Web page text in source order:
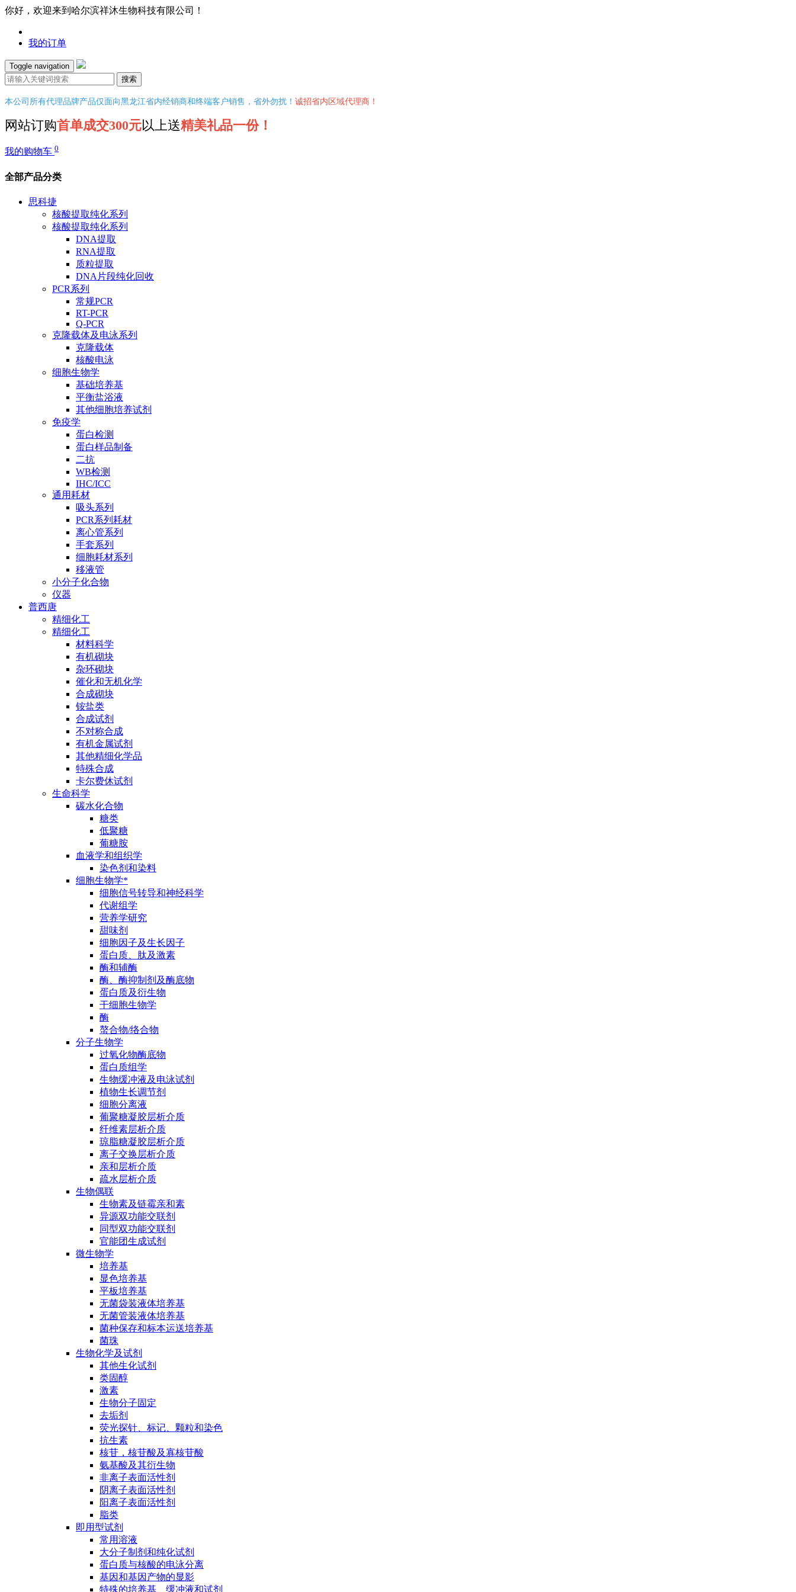
你好，欢迎来到哈尔滨祥沐生物科技有限公司！
我的订单
Toggle navigation
搜索
本公司所有代理品牌产品仅面向黑龙江省内经销商和终端客户销售，省外勿扰！ 诚招省内区域代理商！
网站订购首单成交300元以上送精美礼品一份！
我的购物车 0
全部产品分类
思科捷
核酸提取纯化系列
核酸提取纯化系列
DNA提取
RNA提取
质粒提取
DNA片段纯化回收
PCR系列
常规PCR
RT-PCR
Q-PCR
克隆载体及电泳系列
克隆载体
核酸电泳
细胞生物学
基础培养基
平衡盐浴液
其他细胞培养试剂
免疫学
蛋白检测
蛋白样品制备
二抗
WB检测
IHC/ICC
通用耗材
吸头系列
PCR系列耗材
离心管系列
手套系列
细胞耗材系列
移液管
小分子化合物
仪器
普西唐
精细化工
精细化工
材料科学
有机砌块
杂环砌块
催化和无机化学
合成砌块
铵盐类
合成试剂
不对称合成
有机金属试剂
其他精细化学品
特殊合成
卡尔费休试剂
生命科学
碳水化合物
糖类
低聚糖
葡糖胺
血液学和组织学
染色剂和染料
细胞生物学*
细胞信号转导和神经科学
代谢组学
营养学研究
甜味剂
细胞因子及生长因子
蛋白质、肽及激素
酶和辅酶
酶、酶抑制剂及酶底物
蛋白质及衍生物
干细胞生物学
酶
螯合物/络合物
分子生物学
过氧化物酶底物
蛋白质组学
生物缓冲液及电泳试剂
植物生长调节剂
细胞分离液
葡聚糖凝胶层析介质
纤维素层析介质
琼脂糖凝胶层析介质
离子交换层析介质
亲和层析介质
疏水层析介质
生物偶联
生物素及链霉亲和素
异源双功能交联剂
同型双功能交联剂
官能团生成试剂
微生物学
培养基
显色培养基
平板培养基
无菌袋装液体培养基
无菌管装液体培养基
菌种保存和标本运送培养基
菌珠
生物化学及试剂
其他生化试剂
类固醇
激素
生物分子固定
去垢剂
荧光探针、标记、颗粒和染色
抗生素
核苷，核苷酸及寡核苷酸
氨基酸及其衍生物
非离子表面活性剂
阴离子表面活性剂
阳离子表面活性剂
脂类
即用型试剂
常用溶液
大分子制剂和纯化试剂
蛋白质与核酸的电泳分离
基因和基因产物的显影
特殊的培养基、缓冲液和试剂